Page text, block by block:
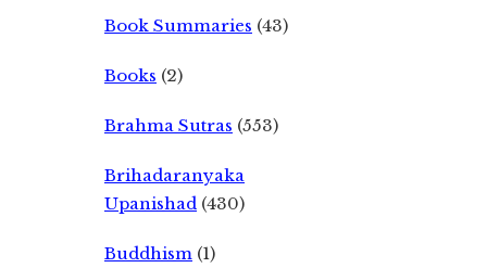
Book Summaries (43)
Books (2)
Brahma Sutras (553)
Brihadaranyaka
Upanishad (430)
Buddhism (1)